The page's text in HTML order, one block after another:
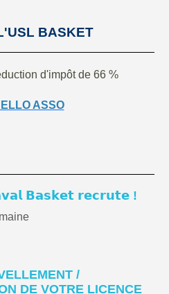
BASKET
d'impôt de 66 %
ASSO
𝗕𝗮𝘀𝗸𝗲𝘁 𝗿𝗲𝗰𝗿𝘂𝘁𝗲 !
/
DE VOTRE LICENCE